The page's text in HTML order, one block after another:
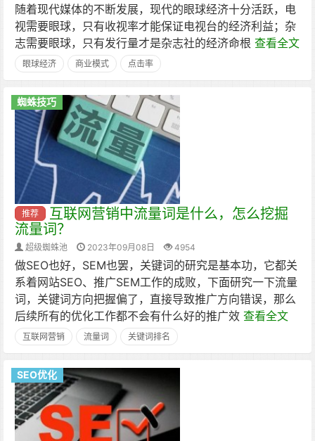
随着现代媒体的不断发展，现代的眼球经济十分活跃，电
视需要眼球，只有收视率才能保证电视台的经济利益；杂
志需要眼球，只有发行量才是杂志社的经济命根 查看全文
眼球经济 商业模式 点击率
蜘蛛技巧
推荐
互联网营销中流量词是什么，怎么挖掘
流量词？
超级蜘蛛池 2023年09月08日 4954
​做SEO也好，SEM也罢，关键词的研究是基本功，它都关
系着网站SEO、推广SEM工作的成败，下面研究一下流量
词，关键词方向把握偏了，直接导致推广方向错误，那么
后续所有的优化工作都不会有什么好的推广效 查看全文
互联网营销 流量词 关键词排名
SEO优化